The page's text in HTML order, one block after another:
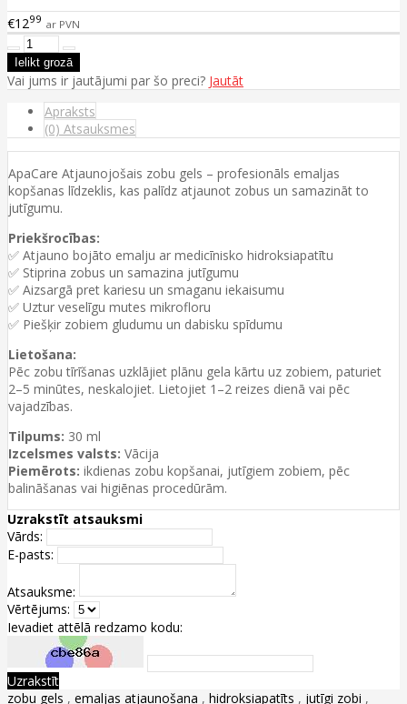
€1299 ar PVN
Vai jums ir jautājumi par šo preci? Jautāt
Apraksts
(0) Atsauksmes
ApaCare Atjaunojošais zobu gels – profesionāls emaljas
kopšanas līdzeklis, kas palīdz atjaunot zobus un samazināt to
jutīgumu.
Priekšrocības:
✅ Atjauno bojāto emalju ar medicīnisko hidroksiapatītu
✅ Stiprina zobus un samazina jutīgumu
✅ Aizsargā pret kariesu un smaganu iekaisumu
✅ Uztur veselīgu mutes mikrofloru
✅ Piešķir zobiem gludumu un dabisku spīdumu
Lietošana:
Pēc zobu tīrīšanas uzklājiet plānu gela kārtu uz zobiem, paturiet
2–5 minūtes, neskalojiet. Lietojiet 1–2 reizes dienā vai pēc
vajadzības.
Tilpums: 30 ml
Izcelsmes valsts: Vācija
Piemērots: ikdienas zobu kopšanai, jutīgiem zobiem, pēc
balināšanas vai higiēnas procedūrām.
Uzrakstīt atsauksmi
Vārds:
E-pasts:
Atsauksme:
Vērtējums:
Ievadiet attēlā redzamo kodu:
Uzrakstīt
zobu gels , emaljas atjaunošana , hidroksiapatīts , jutīgi zobi ,